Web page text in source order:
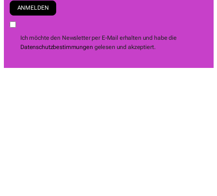
Ich möchte den Newsletter per E-Mail erhalten und habe die
Datenschutzbestimmungen gelesen und akzeptiert.